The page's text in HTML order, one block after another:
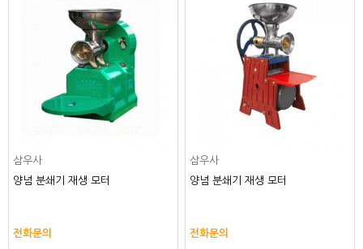
삼우사
양념 분쇄기 재생 모터
전화문의
삼우사
양념 분쇄기 재생 모터
전화문의